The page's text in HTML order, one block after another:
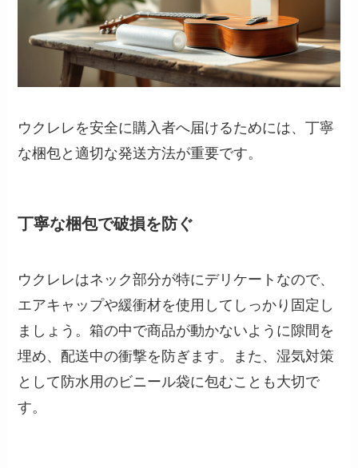
ウクレレを安全に購入者へ届けるためには、丁寧
な梱包と適切な発送方法が重要です。
丁寧な梱包で破損を防ぐ
ウクレレはネック部分が特にデリケートなので、
エアキャップや緩衝材を使用してしっかり固定し
ましょう。箱の中で商品が動かないように隙間を
埋め、配送中の衝撃を防ぎます。また、湿気対策
として防水用のビニール袋に包むことも大切で
す。